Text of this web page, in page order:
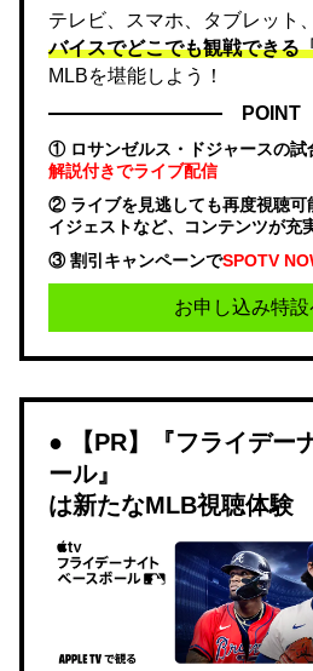
テレビ、スマホ、タブレット
バイスでどこでも観戦できる
MLBを堪能しよう！
POINT
① ロサンゼルス・ドジャースの試
解説付きでライブ配信
② ライブを見逃しても再度視聴可
イジェストなど、コンテンツが充
③ 割引キャンペーンでSPOTV
お申し込み特
【PR】『フライデー
ール』
は新たなMLB視聴体験